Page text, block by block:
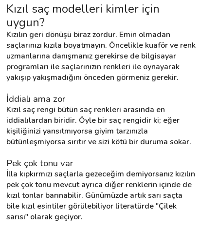
Destek
İletişim
Kariyer
Blog
Kızıl saç modelleri kimler için
uygun?
Kızılın geri dönüşü biraz zordur. Emin olmadan
saçlarınızı kızıla boyatmayın. Öncelikle kuaför ve renk
uzmanlarına danışmanız gerekirse de bilgisayar
programları ile saçlarınızın renkleri ile oynayarak
yakışıp yakışmadığını önceden görmeniz gerekir.
İddialı ama zor
Kızıl saç rengi bütün saç renkleri arasında en
iddialılardan biridir. Öyle bir saç rengidir ki; eğer
kişiliğinizi yansıtmıyorsa giyim tarzınızla
bütünleşmiyorsa sırıtır ve sizi kötü bir duruma sokar.
Pek çok tonu var
İlla kıpkırmızı saçlarla gezeceğim demiyorsanız kızılın
pek çok tonu mevcut ayrıca diğer renklerin içinde de
kızıl tonlar barınabilir. Günümüzde artık sarı saçta
bile kızıl esintiler görülebiliyor literatürde "Çilek
sarısı" olarak geçiyor.